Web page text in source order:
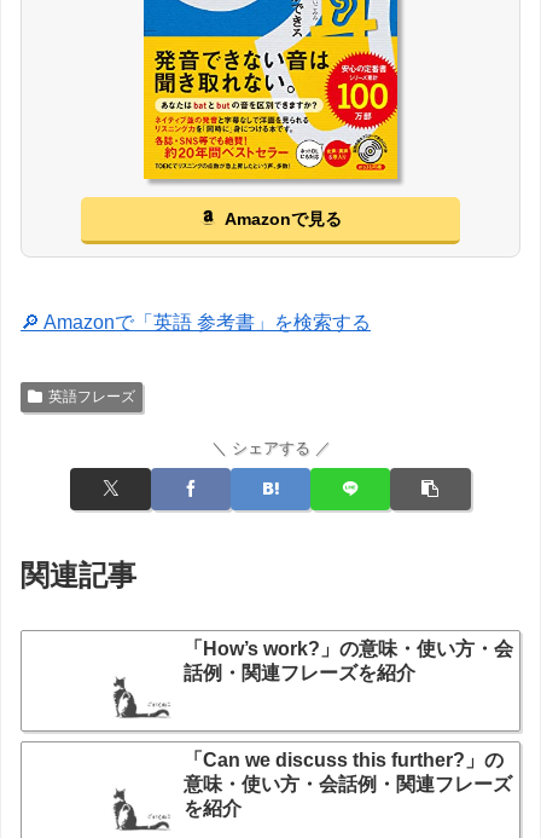
Amazonで見る
🔎 Amazonで「英語 参考書」を検索する
英語フレーズ
＼ シェアする ／
関連記事
「How’s work?」の意味・使い方・会
話例・関連フレーズを紹介
「Can we discuss this further?」の
意味・使い方・会話例・関連フレーズ
を紹介